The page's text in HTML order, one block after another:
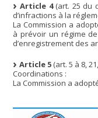
Article 4(art. 25 du
d’infractions à la
La Commission a
à prévoir un régime
d’enregistrement des
Article 5(art. 5 à 8,
Coordinations :
La Commission a